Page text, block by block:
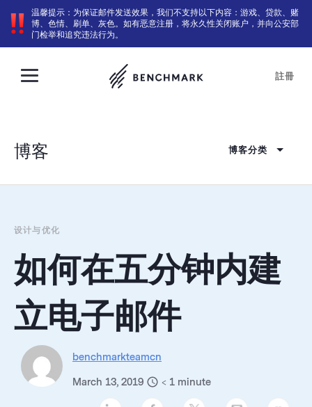
温馨提示：为保证邮件发送效果，我们不支持以下内容：游戏、贷款、赌
博、色情、刷单、灰色。如有恶意注册，将永久性关闭账户，并向公安部
门检举和追究违法行为。
註冊
博客 博客分类
设计与优化
如何在五分钟内建
立电子邮件
benchmarkteamcn
March 13, 2019 < 1 minute